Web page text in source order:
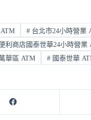
#台北市24小時營業
利商店國泰世華24小時營業
華區 ATM #國泰世華